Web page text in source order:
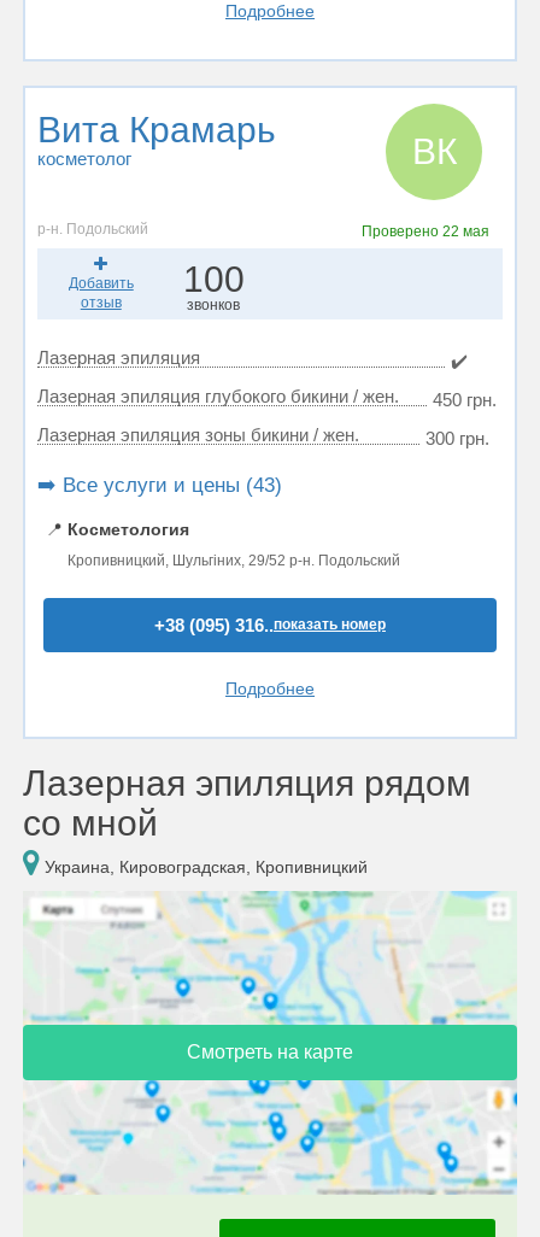
Подробнее
Вита Крамарь
косметолог ВК
р-н. Подольский Проверено 22 мая
Добавить
отзыв
100
звонков
Лазерная эпиляция
✔️
Лазерная эпиляция глубокого бикини / жен.
450 грн.
Лазерная эпиляция зоны бикини / жен.
300 грн.
➡️ Все услуги и цены (43)
📍 Косметология
Кропивницкий, Шульгіних, 29/52 р-н. Подольский
+38 (095) 316..показать номер
Подробнее
Лазерная эпиляция рядом
со мной
Украина, Кировоградская, Кропивницкий
Смотреть на карте